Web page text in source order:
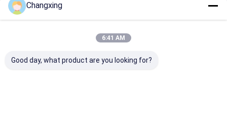
2026 Guangdong Changxing Printing Service Co., Ltd.. All Rights
Reserved.
Changxing
6:41 AM
Good day, what product are you looking for?